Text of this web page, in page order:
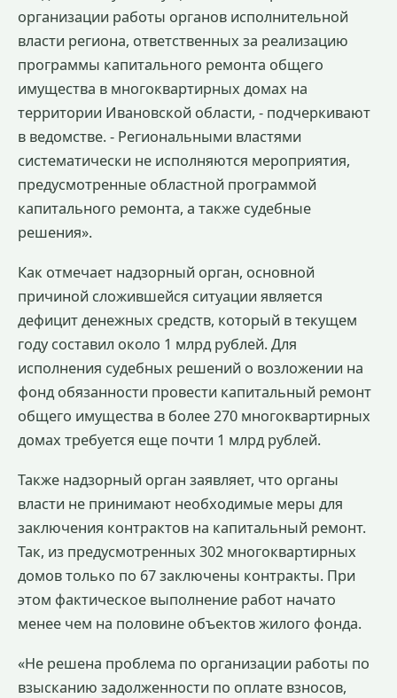
организации работы органов исполнительной
власти региона, ответственных за реализацию
программы капитального ремонта общего
имущества в многоквартирных домах на
территории Ивановской области, - подчеркивают
в ведомстве. - Региональными властями
систематически не исполняются мероприятия,
предусмотренные областной программой
капитального ремонта, а также судебные
решения».
Как отмечает надзорный орган, основной
причиной сложившейся ситуации является
дефицит денежных средств, который в текущем
году составил около 1 млрд рублей. Для
исполнения судебных решений о возложении на
фонд обязанности провести капитальный ремонт
общего имущества в более 270 многоквартирных
домах требуется еще почти 1 млрд рублей.
Также надзорный орган заявляет, что органы
власти не принимают необходимые меры для
заключения контрактов на капитальный ремонт.
Так, из предусмотренных 302 многоквартирных
домов только по 67 заключены контракты. При
этом фактическое выполнение работ начато
менее чем на половине объектов жилого фонда.
«Не решена проблема по организации работы по
взысканию задолженности по оплате взносов,